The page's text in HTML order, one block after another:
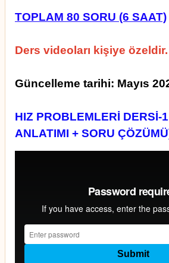
TOPLAM 80 SORU (6 SAAT)
Ders videoları kişiye özeldir.
Güncelleme tarihi: Mayıs
HIZ PROBLEMLERİ DERSİ-
ANLATIMI + SORU